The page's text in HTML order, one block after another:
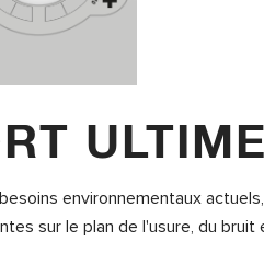
ULTIME
environnementaux
sur le plan de l'usure, du